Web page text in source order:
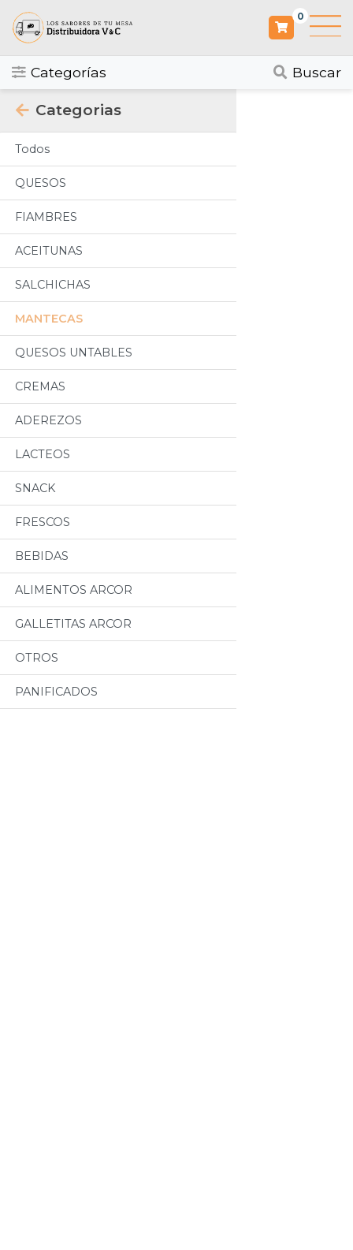
0
Categorías Buscar
Categorias
Todos
QUESOS
FIAMBRES
ACEITUNAS
SALCHICHAS
MANTECAS
QUESOS UNTABLES
CREMAS
ADEREZOS
LACTEOS
SNACK
FRESCOS
BEBIDAS
ALIMENTOS ARCOR
GALLETITAS ARCOR
OTROS
PANIFICADOS